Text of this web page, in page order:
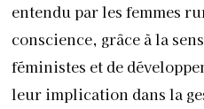
entendu par les femmes
conscience, grâce à la
féministes et de
leur implication dans la